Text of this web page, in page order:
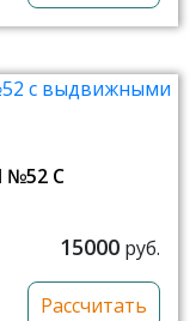
№52 С
15000 руб.
Рассчитать